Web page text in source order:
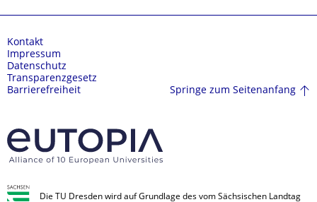
Kontakt
Impressum
Datenschutz
Transparenzgesetz
Barrierefreiheit
Springe zum Seitenanfang
Die TU Dresden wird auf Grundlage des vom Sächsischen Landtag